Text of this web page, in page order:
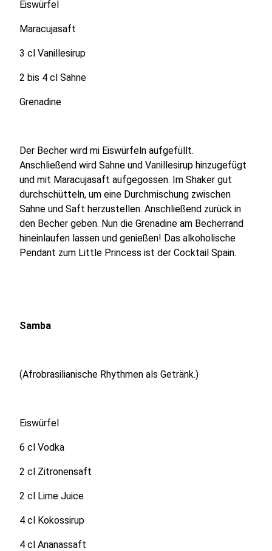
Eiswürfel
Maracujasaft
3 cl Vanillesirup
2 bis 4 cl Sahne
Grenadine
Der Becher wird mi Eiswürfeln aufgefüllt.
Anschließend wird Sahne und Vanillesirup hinzugefügt
und mit Maracujasaft aufgegossen. Im Shaker gut
durchschütteln, um eine Durchmischung zwischen
Sahne und Saft herzustellen. Anschließend zurück in
den Becher geben. Nun die Grenadine am Becherrand
hineinlaufen lassen und genießen! Das alkoholische
Pendant zum Little Princess ist der Cocktail Spain.
Samba
(Afrobrasilianische Rhythmen als Getränk.)
Eiswürfel
6 cl Vodka
2 cl Zitronensaft
2 cl Lime Juice
4 cl Kokossirup
4 cl Ananassaft